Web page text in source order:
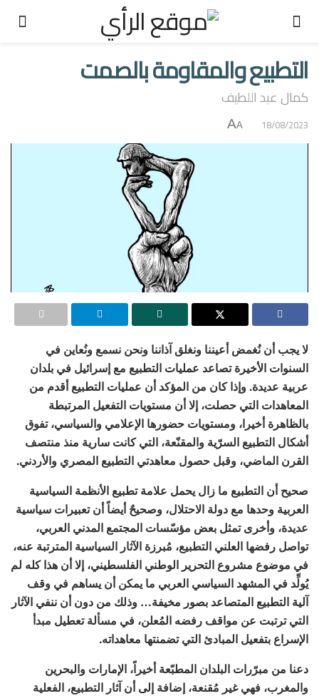
التطبيع والمقاومة بالصمت
كمال عبد اللطيف
18/08/2023
A
A
لا يجب أن نُغمض أعيننا ونغلق آذاننا ونحن نسمع ونُعاين في
السنوات الأخيرة تصاعد عمليات التطبيع مع إسرائيل في بلدان
عربية عديدة. وإذا كان من المؤكد أن عمليات التطبيع أقدم من
المعاهدات التي حصلت، إلا أن مستويات التفعيل المرتبطة
بالظاهرة أخيرا، ومستويات حضورها الإعلامي والسياسي، تفوق
أشكال التطبيع السرّية والمقنّعة، التي كانت سارية منذ منتصف
القرن الماضي، وقبل حصول معاهدتي التطبيع المصري والأردني.
صحيح أن التطبيع ما زال يحمل علامة تطبيع الأنظمة السياسية
العربية وحدها مع دولة الاحتلال، وصحيحٌ أيضاً أن تعبيرات سياسية
عديدة، وأخرى تمثل بعض مؤسّسات المجتمع المدني العربي،
تواصل رفضها العلني التطبيع، مُبرزة الآثار السياسية المترتبة عنه،
في موضوع مشروع التحرير الوطني الفلسطيني، إلا أن هذا كله لم
يُولِّد في المشهد السياسي العربي ما يمكن أن يساهم في وقف
آلية التطبيع المتصاعد بصور مخيفة… وذلك من دون أن ننفي الآثار
التي ترتبت عن مواقف رفضه المُعلن، في مسألة تعطيل مبدأ
الإسراع بتفعيل المبادئ التي تضمنتها معاهداته.
دعنا من مبرّرات البلدان المطبّعة أخيراً، الإمارات والبحرين
والمغرب، فهي غير مُقنعة، إضافة إلى أن آثار التطبيع، الفعلية